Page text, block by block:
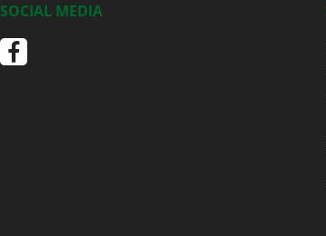
SOCIAL MEDIA